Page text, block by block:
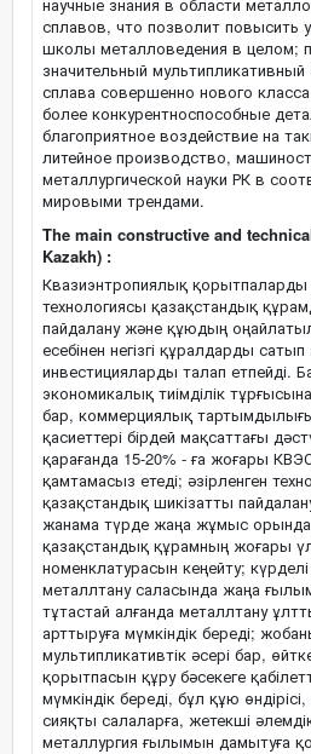
сплавов, что позволит повысить
школы металловедения в целом;
значительный
сплава совершенно нового
более конкурентноспособные
благоприятное воздействие на
литейное производство,
металлургической науки РК в
мировыми трендами.
The main constructive and
Kazakh) :
Квазиэнтропиялық қорытпаларды
технологиясы қазақстандық
пайдалану және құюдың
есебінен негізгі құралдарды
инвестицияларды талап етпейді.
экономикалық тиімділік
бар, коммерциялық
қасиеттері бірдей мақсаттағы
қарағанда 15-20% - ға жоғары
қамтамасыз етеді; әзірленген
қазақстандық шикізатты
жанама түрде жаңа жұмыс
қазақстандық құрамның жоғары
номенклатурасын кеңейту;
металлтану саласында жаңа
тұтастай алғанда металлтану
арттыруға мүмкіндік береді;
мультипликативтік әсері бар,
қорытпасын құру бәсекеге
мүмкіндік береді, бұл құю
сияқты салаларға, жетекші
металлургия ғылымын дамытуға